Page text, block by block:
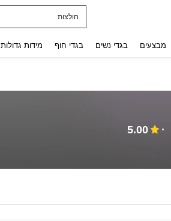
חולצות
מבצעים בגדי נשים בגדי חוף מידות גדולות
5.00